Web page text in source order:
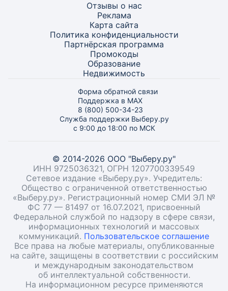
Отзывы о нас
Реклама
Карта сайта
Политика конфиденциальности
Партнёрская программа
Промокоды
Образование
Недвижимость
Форма обратной связи
Поддержка в MAX
8 (800) 500-34-23
Служба поддержки Выберу.ру
с 9:00 до 18:00 по МСК
© 2014-2026 ООО "Выберу.ру"
ИНН 9725036321, ОГРН 1207700339549
Сетевое издание «Выберу.ру». Учредитель:
Общество с ограниченной ответственностью
«Выберу.ру». Регистрационный номер СМИ ЭЛ №
ФС 77 — 81497 от 16.07.2021, присвоенный
Федеральной службой по надзору в сфере связи,
информационных технологий и массовых
коммуникаций. Пользовательское соглашение
Все права на любые материалы, опубликованные
на сайте, защищены в соответствии с российским
и международным законодательством
об интеллектуальной собственности.
На информационном ресурсе применяются